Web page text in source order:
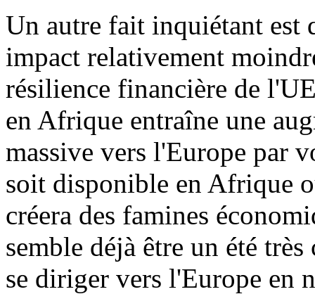
Un autre fait inquiétant est
impact relativement
résilience financière de
en Afrique entraîne une
massive vers l'Europe par
soit disponible en Afrique
créera des famines
semble déjà être un été
se diriger vers l'Europe en